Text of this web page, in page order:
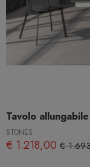
Tavolo
STONES
€ 1.218,00 €